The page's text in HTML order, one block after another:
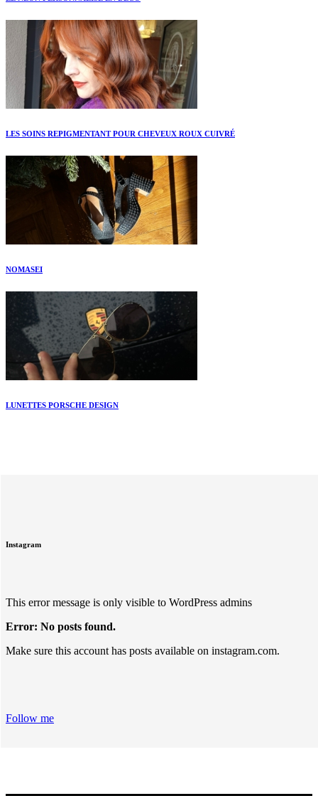
LES SOINS REPIGMENTANT POUR CHEVEUX ROUX CUIVRÉ
NOMASEI
LUNETTES PORSCHE DESIGN
Instagram
This error message is only visible to WordPress admins
Error: No posts found.
Make sure this account has posts available on instagram.com.
Follow me